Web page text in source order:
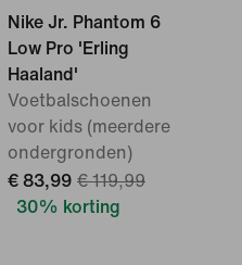
Nike Jr. Phantom 6
Low Pro 'Erling
Haaland'
Voetbalschoenen
voor kids (meerdere
ondergronden)
€ 83,99 € 119,99
30% korting